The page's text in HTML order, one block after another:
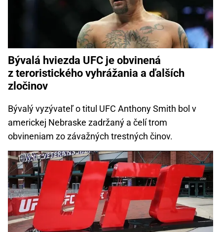
Bývalá hviezda UFC je obvinená
z teroristického vyhrážania a ďalších
zločinov
Bývalý vyzývateľ o titul UFC Anthony Smith bol v
americkej Nebraske zadržaný a čelí trom
obvineniam zo závažných trestných činov.